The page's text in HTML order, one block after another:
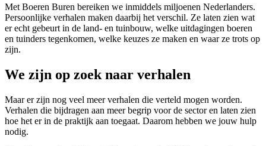
Met Boeren Buren bereiken we inmiddels miljoenen Nederlanders.
Persoonlijke verhalen maken daarbij het verschil. Ze laten zien wat
er echt gebeurt in de land- en tuinbouw, welke uitdagingen boeren
en tuinders tegenkomen, welke keuzes ze maken en waar ze trots op
zijn.
We zijn op zoek naar verhalen
Maar er zijn nog veel meer verhalen die verteld mogen worden.
Verhalen die bijdragen aan meer begrip voor de sector en laten zien
hoe het er in de praktijk aan toegaat. Daarom hebben we jouw hulp
nodig.